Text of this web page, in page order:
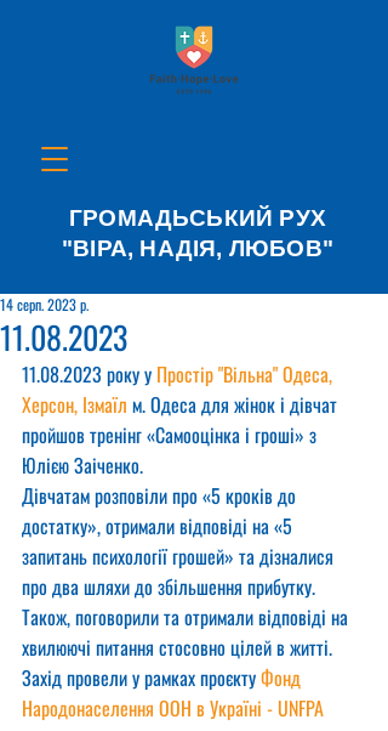
ГРОМАДЬСЬКИЙ РУХ
"ВІРА, НАДІЯ, ЛЮБОВ"
11.08.2023
14 серп. 2023 р.
11.08.2023 року у Простір "Вільна" Одеса,
Херсон, Ізмаїл м. Одеса для жінок і дівчат
пройшов тренінг «Самооцінка і гроші» з
Юлією Заіченко.
Дівчатам розповіли про «5 кроків до
достатку», отримали відповіді на «5
запитань психології грошей» та дізналися
про два шляхи до збільшення прибутку.
Також, поговорили та отримали відповіді на
хвилюючі питання стосовно цілей в житті.
Захід провели у рамках проєкту Фонд
Народонаселення ООН в Україні - UNFPA